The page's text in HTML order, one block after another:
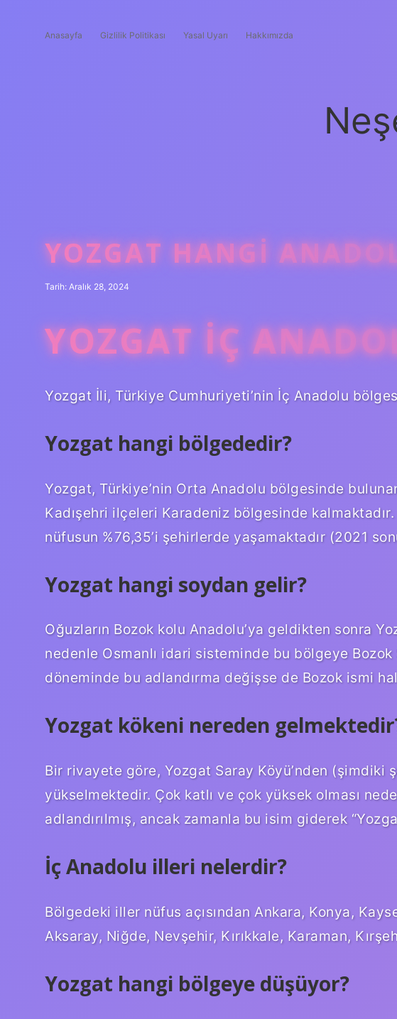
Anasayfa Gizlilik Politikası Yasal Uyarı Hakkımızda
YOZGAT HANGI
Tarih: Aralık 28, 2024
YOZGAT İÇ
Yozgat İli, Türkiye Cumhuriyeti’nin İç Anadolu
Yozgat hangi bölgededir?
Yozgat, Türkiye’nin Orta Anadolu bölgesinde
Kadışehri ilçeleri Karadeniz bölgesinde
nüfusun %76,35’i şehirlerde yaşamaktadır (2021
Yozgat hangi soydan gelir?
Oğuzların Bozok kolu Anadolu’ya geldikten sonra
nedenle Osmanlı idari sisteminde bu bölgeye
döneminde bu adlandırma değişse de Bozok ismi
Yozgat kökeni nereden
Bir rivayete göre, Yozgat Saray Köyü’nden (şimdiki
yükselmektedir. Çok katlı ve çok yüksek olması
adlandırılmış, ancak zamanla bu isim giderek
İç Anadolu illeri nelerdir?
Bölgedeki iller nüfus açısından Ankara, Konya,
Aksaray, Niğde, Nevşehir, Kırıkkale, Karaman,
Yozgat hangi bölgeye düşüyor?